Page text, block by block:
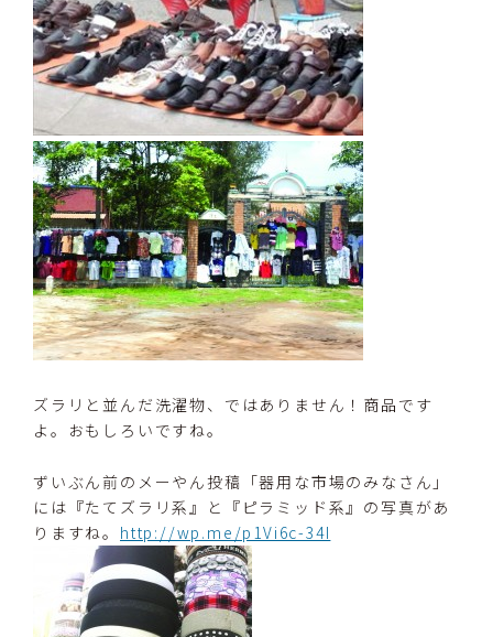
ズラリと並んだ洗濯物、ではありません！商品です
よ。おもしろいですね。
ずいぶん前のメーやん投稿「器用な市場のみなさん」
には『たてズラリ系』と『ピラミッド系』の写真があ
りますね。 http://wp.me/p1Vi6c-34I